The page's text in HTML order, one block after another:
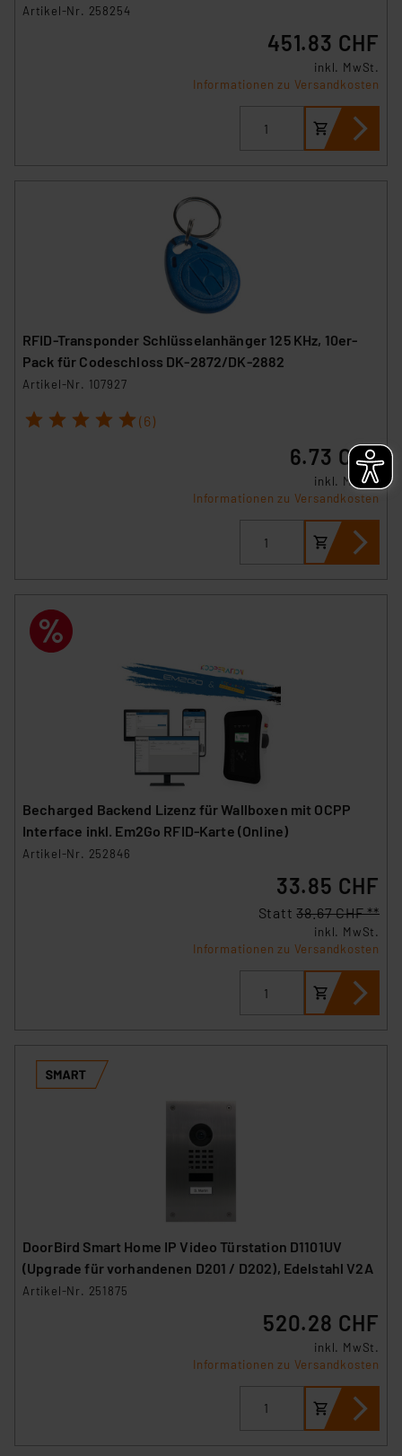
TP7
Artikel-Nr. 258254
451.83 CHF
inkl. MwSt.
Informationen zu Versandkosten
RFID-Transponder Schlüsselanhänger 125 KHz, 10er-
Pack für Codeschloss DK-2872/DK-2882
Artikel-Nr. 107927
1 2 3 4 5 (6)
6.73 CHF
inkl. MwSt.
Informationen zu Versandkosten
Becharged Backend Lizenz für Wallboxen mit OCPP
Interface inkl. Em2Go RFID-Karte (Online)
Artikel-Nr. 252846
33.85 CHF
Statt38.67 CHF **
inkl. MwSt.
Informationen zu Versandkosten
DoorBird Smart Home IP Video Türstation D1101UV
(Upgrade für vorhandenen D201 / D202), Edelstahl V2A
Artikel-Nr. 251875
520.28 CHF
inkl. MwSt.
Informationen zu Versandkosten